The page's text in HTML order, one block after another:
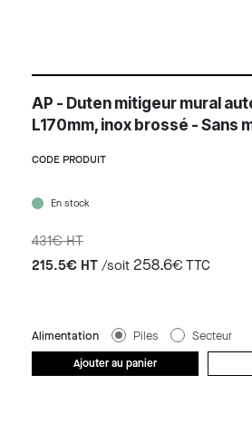
AP - Duten mitigeur mural
L170mm, inox brossé - Sans
CODE PRODUIT
Piles
Alimentation Secteur
En stock
431€ HT
215.5€ HT /soit 258.6€ TTC
Ajouter au panier